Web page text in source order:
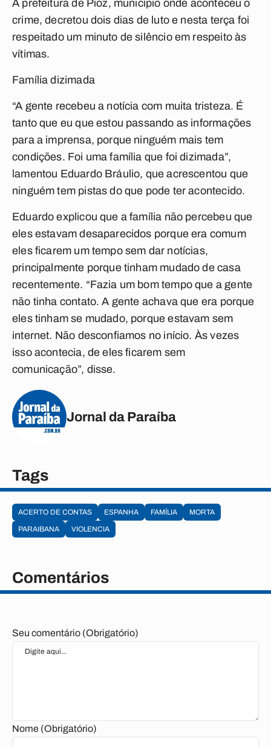
A prefeitura de Pioz, município onde aconteceu o
crime, decretou dois dias de luto e nesta terça foi
respeitado um minuto de silêncio em respeito às
vítimas.
Família dizimada
“A gente recebeu a notícia com muita tristeza. É
tanto que eu que estou passando as informações
para a imprensa, porque ninguém mais tem
condições. Foi uma família que foi dizimada”,
lamentou Eduardo Bráulio, que acrescentou que
ninguém tem pistas do que pode ter acontecido.
Eduardo explicou que a família não percebeu que
eles estavam desaparecidos porque era comum
eles ficarem um tempo sem dar notícias,
principalmente porque tinham mudado de casa
recentemente. “Fazia um bom tempo que a gente
não tinha contato. A gente achava que era porque
eles tinham se mudado, porque estavam sem
internet. Não desconfiamos no início. Às vezes
isso acontecia, de eles ficarem sem
comunicação”, disse.
Jornal da Paraíba
Tags
ACERTO DE CONTAS ESPANHA FAMÍLIA
MORTA
PARAIBANA
VIOLENCIA
Comentários
Seu comentário (Obrigatório)
Nome (Obrigatório)